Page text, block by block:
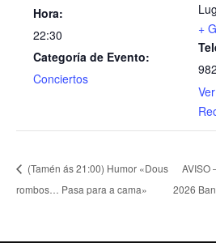
Hora:
22:30
Categoría de Evento:
Conciertos
+
(Tamén ás 21:00) Humor «Dous
rombos… Pasa para a cama»
AVISO
2026